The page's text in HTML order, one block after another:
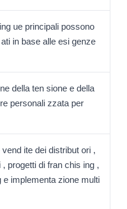
ue principali possono
in base alle esi genze
della ten sione e della
personali zzata per
ite dei distribut ori ,
progetti di fran chis ing ,
e implementa zione multi